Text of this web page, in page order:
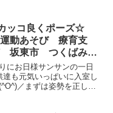
ッコ良くポーズ☆
動あそび 療育支
坂東市 つくばみら
にお日様サンサンの一日
達も元気いっぱいに入室し
／まずは姿勢を正して